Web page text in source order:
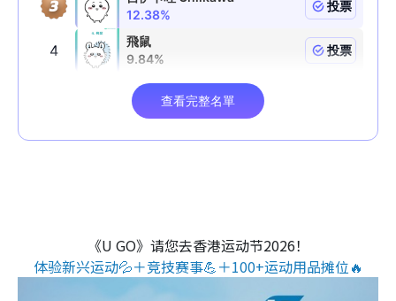
《U GO》请您去香港运动节2026！
体验新兴运动💦＋竞技赛事💪＋100+运动用品摊位🔥